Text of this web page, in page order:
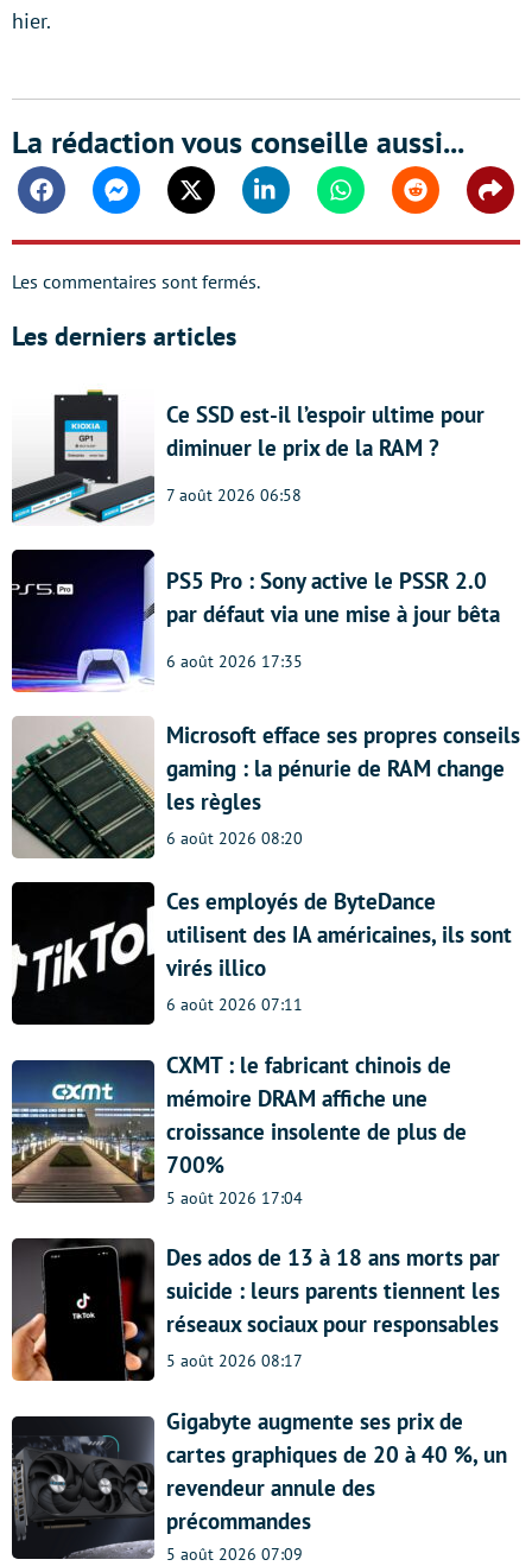
hier.
La rédaction vous conseille aussi...
FacebookMessengerTwitter Linkedin WhatsappReddit
Les commentaires sont fermés.
Les derniers articles
Ce SSD est-il l’espoir ultime pour
diminuer le prix de la RAM ?
7 août 2026 06:58
PS5 Pro : Sony active le PSSR 2.0
par défaut via une mise à jour bêta
6 août 2026 17:35
Microsoft efface ses propres conseils
gaming : la pénurie de RAM change
les règles
6 août 2026 08:20
Ces employés de ByteDance
utilisent des IA américaines, ils sont
virés illico
6 août 2026 07:11
CXMT : le fabricant chinois de
mémoire DRAM affiche une
croissance insolente de plus de
700%
5 août 2026 17:04
Des ados de 13 à 18 ans morts par
suicide : leurs parents tiennent les
réseaux sociaux pour responsables
5 août 2026 08:17
Gigabyte augmente ses prix de
cartes graphiques de 20 à 40 %, un
revendeur annule des
précommandes
5 août 2026 07:09